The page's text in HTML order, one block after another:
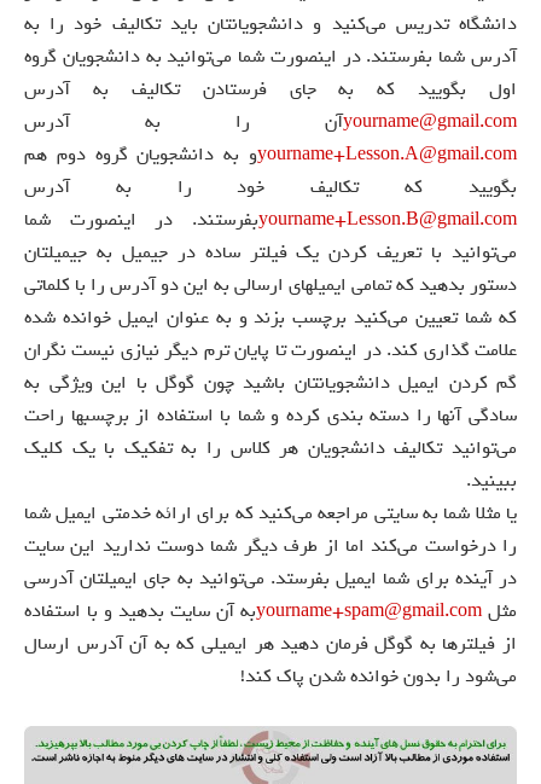
دانشگاه تدریس می‌کنید و دانشجویانتان باید تکالیف خود را به
آدرس شما بفرستند. در اینصورت شما می‌توانید به دانشجویان گروه
اول بگویید که به جای فرستادن تکالیف به آدرس
yourname@gmail.comآن را به آدرس
yourname+Lesson.A@gmail.comو به دانشجویان گروه دوم هم
بگویید که تکالیف خود را به آدرس
yourname+Lesson.B@gmail.comبفرستند. در اینصورت شما
می‌توانید با تعریف کردن یک فیلتر ساده در جیمیل به جیمیلتان
دستور بدهید که تمامی ایمیلهای ارسالی به این دو آدرس را با کلماتی
که شما تعیین می‌کنید برچسب بزند و به عنوان ایمیل خوانده شده
علامت گذاری کند. در اینصورت تا پایان ترم دیگر نیازی نیست نگران
گم کردن ایمیل دانشجویانتان باشید چون گوگل با این ویژگی به
سادگی آنها را دسته بندی کرده و شما با استفاده از برچسبها راحت
می‌توانید تکالیف دانشجویان هر کلاس را به تفکیک با یک کلیک
ببینید.
یا مثلا شما به سایتی مراجعه می‌کنید که برای ارائه خدمتی ایمیل شما
را درخواست می‌کند اما از طرف دیگر شما دوست ندارید این سایت
در آینده برای شما ایمیل بفرستد. می‌توانید به جای ایمیلتان آدرسی
مثل yourname+spam@gmail.comبه آن سایت بدهید و با استفاده
از فیلترها به گوگل فرمان دهید هر ایمیلی که به آن آدرس ارسال
می‌شود را بدون خوانده شدن پاک کند!